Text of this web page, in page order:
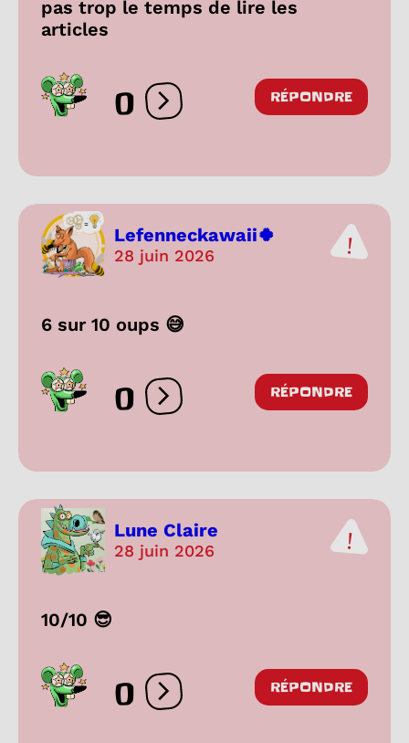
pas trop le temps de lire les
articles
0 Ouvrir les réactions
RÉPONDRE
Lefenneckawaii🍀
28 juin 2026
6 sur 10 oups 😅
0 Ouvrir les réactions
RÉPONDRE
Lune Claire
28 juin 2026
10/10 😎
0 Ouvrir les réactions
RÉPONDRE